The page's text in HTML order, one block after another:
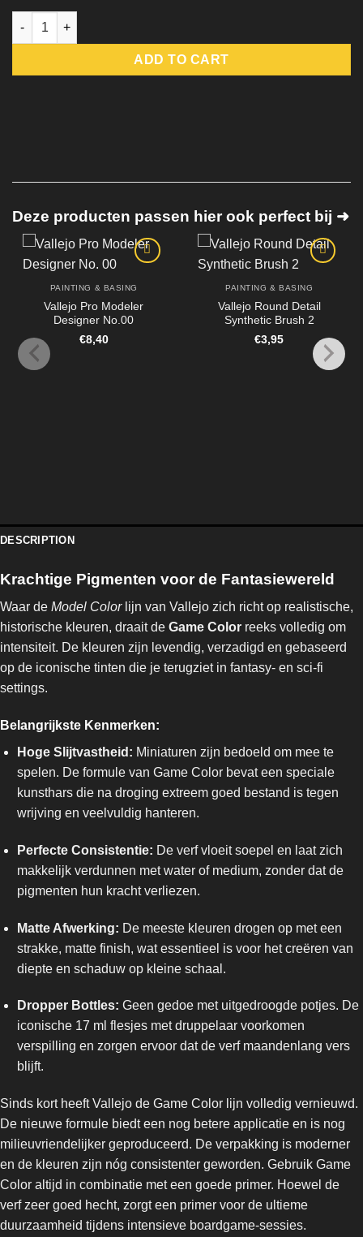
72.024 Turquoise Vallejo Game Color quantity
ADD TO CART
Deze producten passen hier ook perfect bij ➜
PAINTING & BASING
Vallejo Pro Modeler
Designer No.00
€8,40
PAINTING & BASING
Vallejo Round Detail
Synthetic Brush 2
€3,95
DESCRIPTION
Krachtige Pigmenten voor de Fantasiewereld
Waar de Model Colorlijn van Vallejo zich richt op realistische,
historische kleuren, draait de Game Color reeks volledig om
intensiteit. De kleuren zijn levendig, verzadigd en gebaseerd
op de iconische tinten die je terugziet in fantasy- en sci-fi
settings.
Belangrijkste Kenmerken:
Hoge Slijtvastheid: Miniaturen zijn bedoeld om mee te
spelen. De formule van Game Color bevat een speciale
kunsthars die na droging extreem goed bestand is tegen
wrijving en veelvuldig hanteren.
Perfecte Consistentie: De verf vloeit soepel en laat zich
makkelijk verdunnen met water of medium, zonder dat de
pigmenten hun kracht verliezen.
Matte Afwerking: De meeste kleuren drogen op met een
strakke, matte finish, wat essentieel is voor het creëren van
diepte en schaduw op kleine schaal.
Dropper Bottles: Geen gedoe met uitgedroogde potjes. De
iconische 17 ml flesjes met druppelaar voorkomen
verspilling en zorgen ervoor dat de verf maandenlang vers
blijft.
Sinds kort heeft Vallejo de Game Color lijn volledig vernieuwd.
De nieuwe formule biedt een nog betere applicatie en is nog
milieuvriendelijker geproduceerd. De verpakking is moderner
en de kleuren zijn nóg consistenter geworden. Gebruik Game
Color altijd in combinatie met een goede primer. Hoewel de
verf zeer goed hecht, zorgt een primer voor de ultieme
duurzaamheid tijdens intensieve boardgame-sessies.